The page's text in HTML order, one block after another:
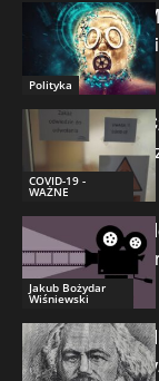
Polityka
COVID-19 -
WAŻNE
Jakub Bożydar
Wiśniewski